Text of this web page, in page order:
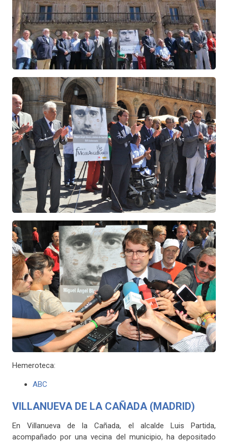
Hemeroteca:
ABC
VILLANUEVA DE LA CAÑADA (MADRID)
En Villanueva de la Cañada, el alcalde Luis Partida,
acompañado por una vecina del municipio, ha depositado